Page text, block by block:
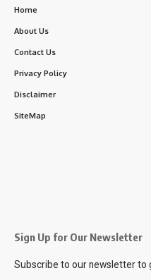
Home
About Us
Contact Us
Privacy Policy
Disclaimer
SiteMap
Sign Up for Our Newsletter
Subscribe to our newsletter to